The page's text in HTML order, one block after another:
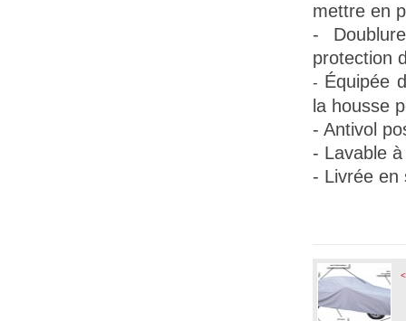
mettre en
-
protection
- Équipée
la housse
- Antivol
- Lavable
- Livrée en